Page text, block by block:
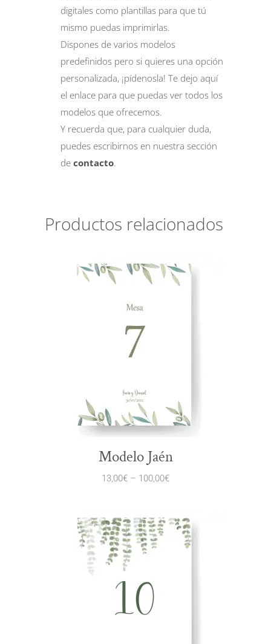
digitales como plantillas para que tú
mismo puedas imprimirlas.
Dispones de varios modelos
predefinidos pero si quieres una opción
personalizada, ¡pídenosla! Te dejo aquí
el enlace para que puedas ver todos los
modelos que ofrecemos.
Y recuerda que, para cualquier duda,
puedes escribirnos en nuestra sección
de contacto.
Productos relacionados
Modelo Jaén
13,00€ – 100,00€